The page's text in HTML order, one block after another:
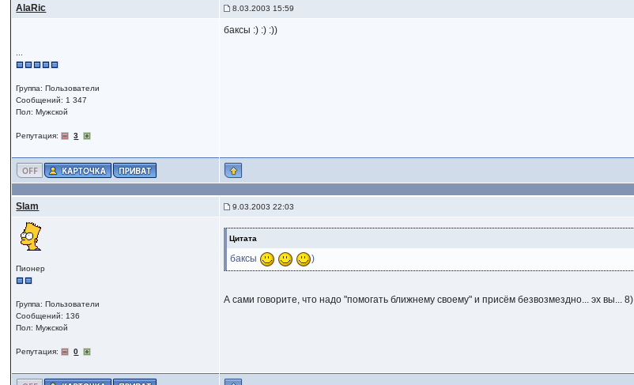
AlaRic 8.03.2003 15:59
Группа: Пользователи
Сообщений: 1 347
Пол: Мужской
Репутация: 3
баксы :) :) :))
Slam 9.03.2003 22:03
Пионер
Группа: Пользователи
Сообщений: 136
Пол: Мужской
Репутация: 0
Цитата
баксы )
А сами говорите, что надо "помогать ближнему своему" и присём безвозмездно... эх вы... 8)